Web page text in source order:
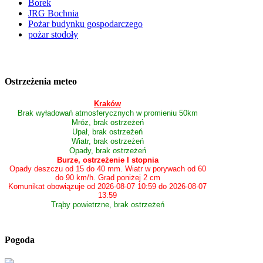
Borek
JRG Bochnia
Pożar budynku gospodarczego
pożar stodoły
Ostrzeżenia meteo
Kraków
Brak wyładowań atmosferycznych w promieniu 50km
Mróz, brak ostrzeżeń
Upał, brak ostrzeżeń
Wiatr, brak ostrzeżeń
Opady, brak ostrzeżeń
Burze, ostrzeżenie I stopnia
Opady deszczu od 15 do 40 mm. Wiatr w porywach od 60
do 90 km/h. Grad poniżej 2 cm
Komunikat obowiązuje od 2026-08-07 10:59 do 2026-08-07
13:59
Trąby powietrzne, brak ostrzeżeń
Pogoda